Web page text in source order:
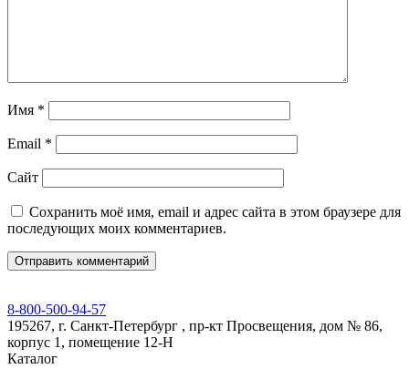
Имя *
Email *
Сайт
Сохранить моё имя, email и адрес сайта в этом браузере для
последующих моих комментариев.
8-800-500-94-57
195267, г. Санкт-Петербург , пр-кт Просвещения, дом № 86,
корпус 1, помещение 12-Н
Каталог